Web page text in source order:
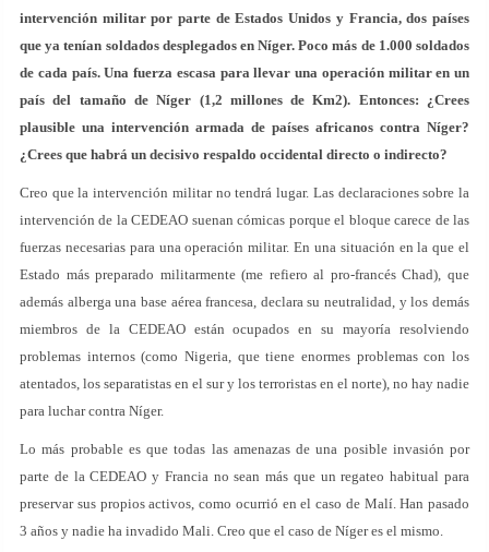
intervención militar por parte de Estados Unidos y Francia, dos países
que ya tenían soldados desplegados en Níger. Poco más de 1.000 soldados
de cada país. Una fuerza escasa para llevar una operación militar en un
país del tamaño de Níger (1,2 millones de Km2). Entonces: ¿Crees
plausible una intervención armada de países africanos contra Níger?
¿Crees que habrá un decisivo respaldo occidental directo o indirecto?
Creo que la intervención militar no tendrá lugar. Las declaraciones sobre la
intervención de la CEDEAO suenan cómicas porque el bloque carece de las
fuerzas necesarias para una operación militar. En una situación en la que el
Estado más preparado militarmente (me refiero al pro-francés Chad), que
además alberga una base aérea francesa, declara su neutralidad, y los demás
miembros de la CEDEAO están ocupados en su mayoría resolviendo
problemas internos (como Nigeria, que tiene enormes problemas con los
atentados, los separatistas en el sur y los terroristas en el norte), no hay nadie
para luchar contra Níger.
Lo más probable es que todas las amenazas de una posible invasión por
parte de la CEDEAO y Francia no sean más que un regateo habitual para
preservar sus propios activos, como ocurrió en el caso de Malí. Han pasado
3 años y nadie ha invadido Mali. Creo que el caso de Níger es el mismo.